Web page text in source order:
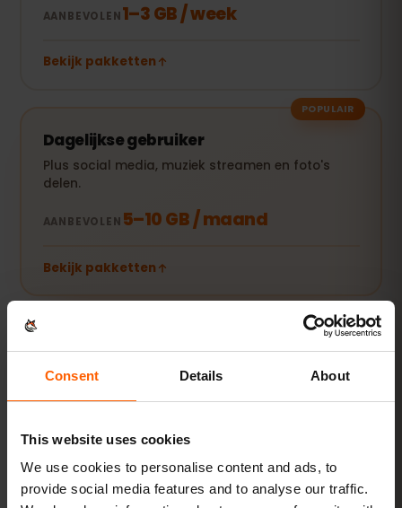
Consent Details About
This website uses cookies
We use cookies to personalise content and ads, to
provide social media features and to analyse our traffic.
AANBEVOLEN1–3 GB / week
Bekijk pakketten
POPULAIR
Dagelijkse gebruiker
Plus social media, muziek streamen en foto's
delen.
AANBEVOLEN 5–10 GB / maand
Bekijk pakketten
Streamer & hotspot
Video's, videogesprekken en je laptop of tablet
Bekijk pakketten